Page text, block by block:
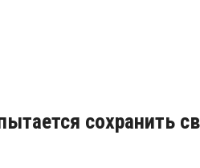
сохранить